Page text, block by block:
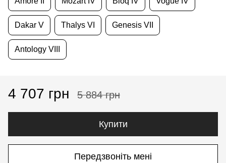
Dakar V Thalys VI Genesis VII
Antology VIII
4 707 грн 5 884 грн
Купити
Передзвоніть мені